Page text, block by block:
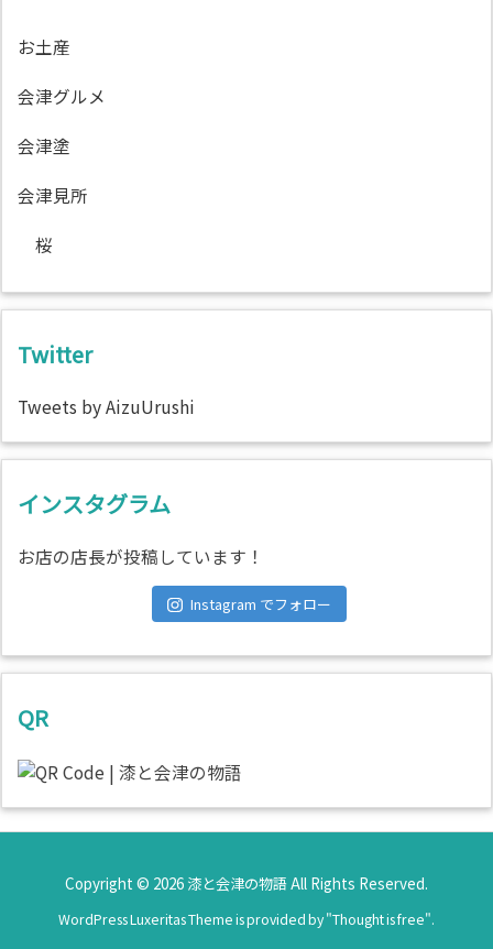
お土産
会津グルメ
会津塗
会津見所
桜
Twitter
Tweets by AizuUrushi
インスタグラム
お店の店長が投稿しています！
Instagram でフォロー
QR
Copyright © 2026 漆と会津の物語All Rights Reserved.
WordPress Luxeritas Theme is provided by "Thought is free".